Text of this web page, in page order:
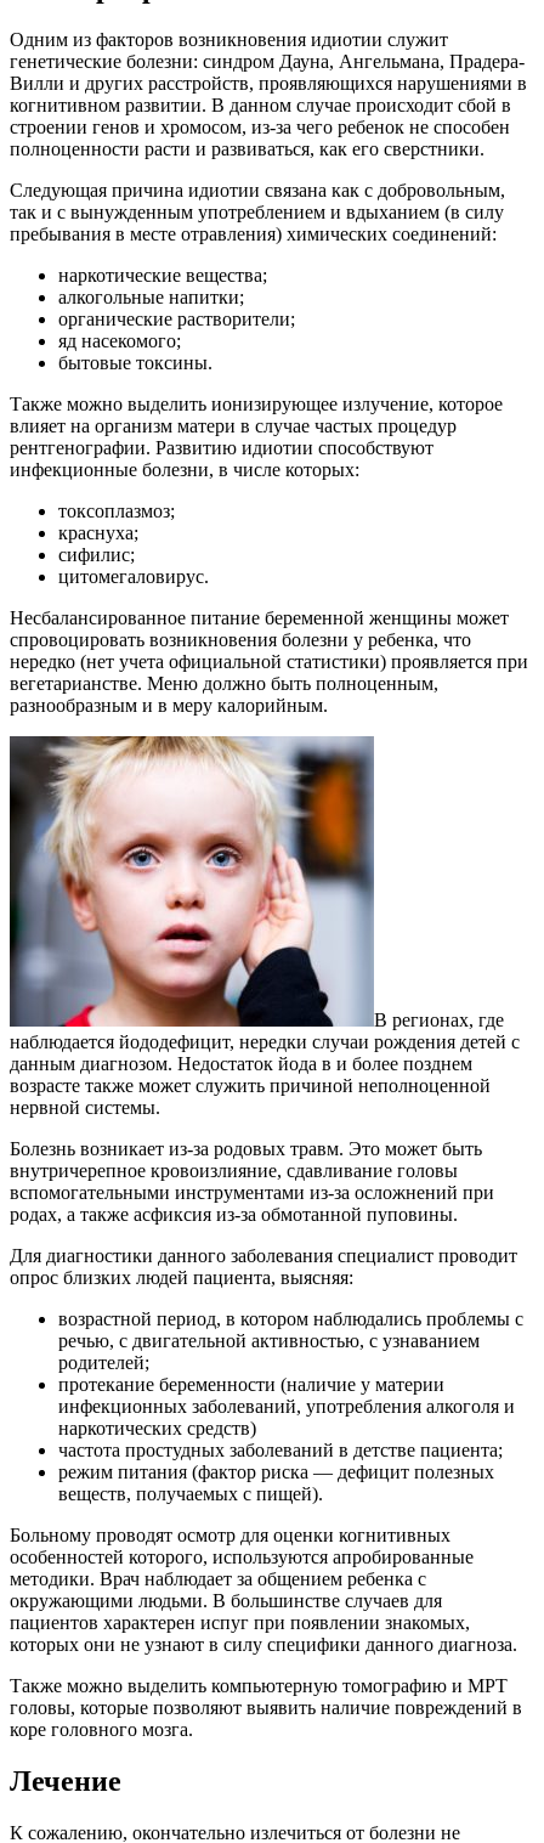
Одним из факторов возникновения идиотии служит
генетические болезни: синдром Дауна, Ангельмана, Прадера-
Вилли и других расстройств, проявляющихся нарушениями в
когнитивном развитии. В данном случае происходит сбой в
строении генов и хромосом, из-за чего ребенок не способен
полноценности расти и развиваться, как его сверстники.
Следующая причина идиотии связана как с добровольным,
так и с вынужденным употреблением и вдыханием (в силу
пребывания в месте отравления) химических соединений:
наркотические вещества;
алкогольные напитки;
органические растворители;
яд насекомого;
бытовые токсины.
Также можно выделить ионизирующее излучение, которое
влияет на организм матери в случае частых процедур
рентгенографии. Развитию идиотии способствуют
инфекционные болезни, в числе которых:
токсоплазмоз;
краснуха;
сифилис;
цитомегаловирус.
Несбалансированное питание беременной женщины может
спровоцировать возникновения болезни у ребенка, что
нередко (нет учета официальной статистики) проявляется при
вегетарианстве. Меню должно быть полноценным,
разнообразным и в меру калорийным.
В регионах, где
наблюдается йододефицит, нередки случаи рождения детей с
данным диагнозом. Недостаток йода в и более позднем
возрасте также может служить причиной неполноценной
нервной системы.
Болезнь возникает из-за родовых травм. Это может быть
внутричерепное кровоизлияние, сдавливание головы
вспомогательными инструментами из-за осложнений при
родах, а также асфиксия из-за обмотанной пуповины.
Для диагностики данного заболевания специалист проводит
опрос близких людей пациента, выясняя:
возрастной период, в котором наблюдались проблемы с
речью, с двигательной активностью, с узнаванием
родителей;
протекание беременности (наличие у материи
инфекционных заболеваний, употребления алкоголя и
наркотических средств)
частота простудных заболеваний в детстве пациента;
режим питания (фактор риска — дефицит полезных
веществ, получаемых с пищей).
Больному проводят осмотр для оценки когнитивных
особенностей которого, используются апробированные
методики. Врач наблюдает за общением ребенка с
окружающими людьми. В большинстве случаев для
пациентов характерен испуг при появлении знакомых,
которых они не узнают в силу специфики данного диагноза.
Также можно выделить компьютерную томографию и МРТ
головы, которые позволяют выявить наличие повреждений в
коре головного мозга.
Лечение
К сожалению, окончательно излечиться от болезни не